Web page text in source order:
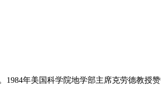
年美国科学院地学部主席克劳德教授